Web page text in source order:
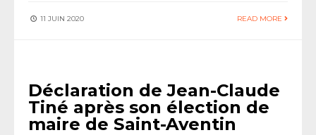
11 JUIN 2020 READ MORE
Déclaration de Jean-Claude
Tiné après son élection de
maire de Saint-Aventin